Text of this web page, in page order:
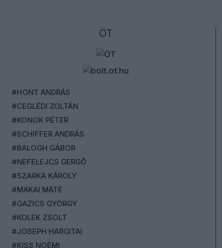
ÖT
#HONT ANDRÁS
#CEGLÉDI ZOLTÁN
#KONOK PÉTER
#SCHIFFER ANDRÁS
#BALOGH GÁBOR
#NEFELEJCS GERGŐ
#SZARKA KÁROLY
#MAKAI MÁTÉ
#GAZICS GYÖRGY
#KOLEK ZSOLT
#JOSEPH HARGITAI
#KISS NOÉMI